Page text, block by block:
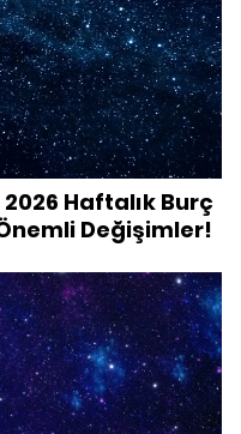
Haftalık Burç
Değişimler!